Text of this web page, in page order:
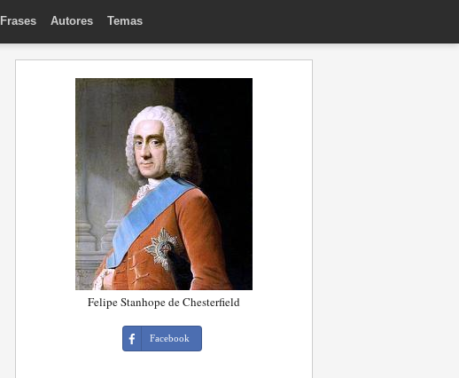
Frases Autores Temas
Felipe Stanhope de Chesterfield
Facebook